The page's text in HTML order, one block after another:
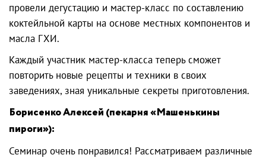
провели дегустацию и мастер-класс по составлению
коктейльной карты на основе местных компонентов и
масла ГХИ.
Каждый участник мастер-класса теперь сможет
повторить новые рецепты и техники в своих
заведениях, зная уникальные секреты приготовления.
Борисенко Алексей (пекарня «Машенькины
пироги»):
Семинар очень понравился! Рассматриваем различные